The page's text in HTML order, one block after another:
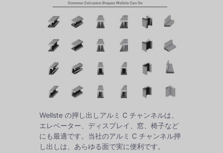
Wellste の押し出しアルミ C チャンネルは、
エレベーター、ディスプレイ、窓、椅子など
にも最適です。当社のアルミ C チャンネル押
し出しは、あらゆる面で実に便利です。